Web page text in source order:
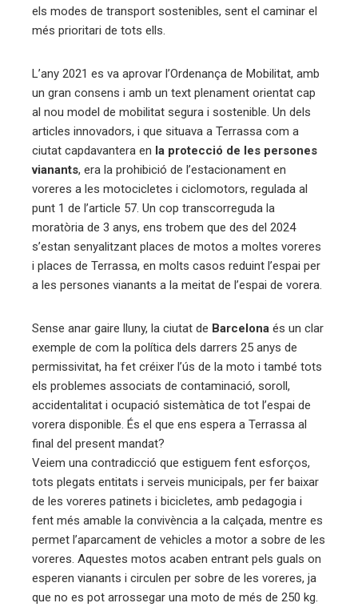
els modes de transport sostenibles, sent el caminar el
més prioritari de tots ells.
L’any 2021 es va aprovar l’Ordenança de Mobilitat, amb
un gran consens i amb un text plenament orientat cap
al nou model de mobilitat segura i sostenible. Un dels
articles innovadors, i que situava a Terrassa com a
ciutat capdavantera en la protecció de les persones
vianants, era la prohibició de l’estacionament en
voreres a les motocicletes i ciclomotors, regulada al
punt 1 de l’article 57. Un cop transcorreguda la
moratòria de 3 anys, ens trobem que des del 2024
s’estan senyalitzant places de motos a moltes voreres
i places de Terrassa, en molts casos reduint l’espai per
a les persones vianants a la meitat de l’espai de vorera.
Sense anar gaire lluny, la ciutat de Barcelona és un clar
exemple de com la política dels darrers 25 anys de
permissivitat, ha fet créixer l’ús de la moto i també tots
els problemes associats de contaminació, soroll,
accidentalitat i ocupació sistemàtica de tot l’espai de
vorera disponible. És el que ens espera a Terrassa al
final del present mandat?
Veiem una contradicció que estiguem fent esforços,
tots plegats entitats i serveis municipals, per fer baixar
de les voreres patinets i bicicletes, amb pedagogia i
fent més amable la convivència a la calçada, mentre es
permet l’aparcament de vehicles a motor a sobre de les
voreres. Aquestes motos acaben entrant pels guals on
esperen vianants i circulen per sobre de les voreres, ja
que no es pot arrossegar una moto de més de 250 kg.